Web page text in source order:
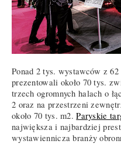
Ponad 2 tys. wystawców z
prezentowali około 70 tys.
trzech ogromnych halach o
2 oraz na przestrzeni
około 70 tys. m2.Paryskie
największa i najbardziej
wystawiennicza branży